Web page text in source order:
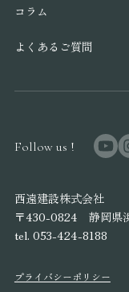
コラム
よくあるご質問
Follow us !
西遠建設株式会社
〒430-0824 静岡県
tel. 053-424-8188
プライバシーポリシー